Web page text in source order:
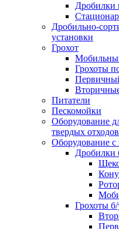
Дробилки
Дробильно-
установки
Грохот
Грохоты
Питатели
Пескомойки
Оборудование
твердых отходов
Оборудование с
Дробилки
Грохоты